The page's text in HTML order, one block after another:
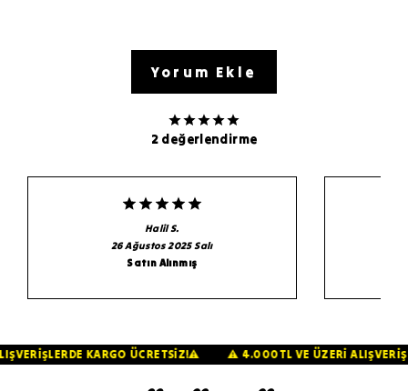
Yorum Ekle
2 değerlendirme
HalilS.
26 Ağustos 2025 Salı
Satın Alınmış
KARGO ÜCRETSİZ!⚠️ ⚠️ 4.000TL VE ÜZERİ